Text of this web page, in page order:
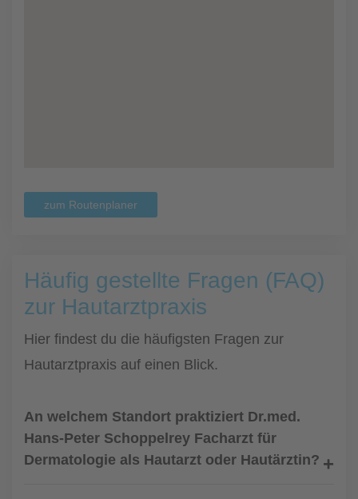
zum Routenplaner
Häufig gestellte Fragen (FAQ)
zur Hautarztpraxis
Hier findest du die häufigsten Fragen zur
Hautarztpraxis auf einen Blick.
An welchem Standort praktiziert Dr.med.
Hans-Peter Schoppelrey Facharzt für
Dermatologie als Hautarzt oder Hautärztin?